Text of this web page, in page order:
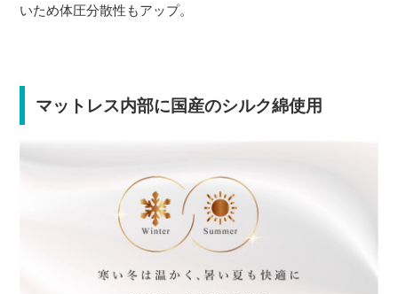
いため体圧分散性もアップ。
マットレス内部に国産のシルク綿使用